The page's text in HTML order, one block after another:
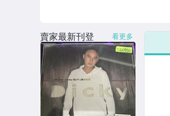
賣家最新刊登 看更多